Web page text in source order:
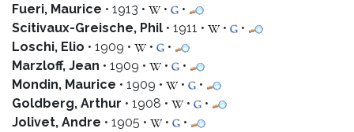
Fueri, Maurice • 1913 • •
•
Scitivaux-Greische, Phil • 1911 • •
•
Loschi, Elio • 1909 • •
•
Marzloff, Jean • 1909 • •
•
Mondin, Maurice • 1909 • •
•
Goldberg, Arthur • 1908 • •
•
Jolivet, Andre • 1905 • •
•